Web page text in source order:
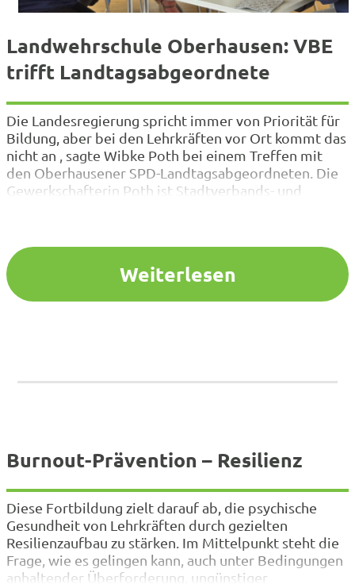
Landwehrschule Oberhausen: VBE
trifft Landtagsabgeordnete
Die Landesregierung spricht immer von Priorität für
Bildung, aber bei den Lehrkräften vor Ort kommt das
nicht an , sagte Wibke Poth bei einem Treffen mit
den Oberhausener SPD-Landtagsabgeordneten. Die
Gewerkschafterin Poth ist Stadtverbands- und
der…
Weiterlesen
Burnout-Prävention – Resilienz
Diese Fortbildung zielt darauf ab, die psychische
Gesundheit von Lehrkräften durch gezielten
Resilienzaufbau zu stärken. Im Mittelpunkt steht die
Frage, wie es gelingen kann, auch unter Bedingungen
anhaltender Überforderung, ungünstiger